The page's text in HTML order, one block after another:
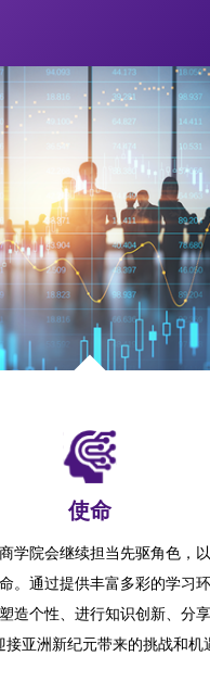
使命
学院会继续担当先驱角色，
。通过提供丰富多彩的学习
造个性、进行知识创新、分
亚洲新纪元带来的挑战和机